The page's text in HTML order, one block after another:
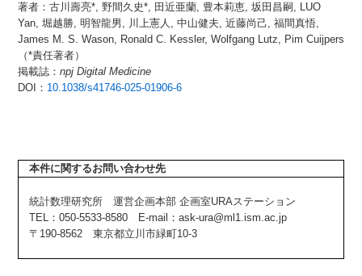
著者：古川壽亮*, 野間久史*, ⽥近亜蘭, 豊本莉恵, 坂⽥昌嗣, LUO
Yan, 堀越勝, 明智⿓男, 川上憲⼈, 中⼭健夫, 近藤尚⼰, 福間真悟,
James M. S. Wason, Ronald C. Kessler, Wolfgang Lutz, Pim Cuijpers
（*責任著者）
掲載誌： npj Digital Medicine
DOI： 10.1038/s41746-025-01906-6
本件に関するお問い合わせ先
統計数理研究所 運営企画本部 企画室URAステーション
TEL：050-5533-8580 E-mail：ask-ura@ml1.ism.ac.jp
〒190-8562 東京都立川市緑町10-3